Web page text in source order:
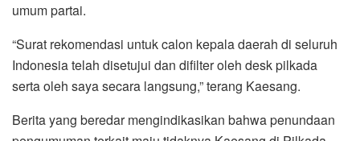
umum partai.
“Surat rekomendasi untuk calon kepala daerah di seluruh
Indonesia telah disetujui dan difilter oleh desk pilkada
serta oleh saya secara langsung,” terang Kaesang.
Berita yang beredar mengindikasikan bahwa penundaan